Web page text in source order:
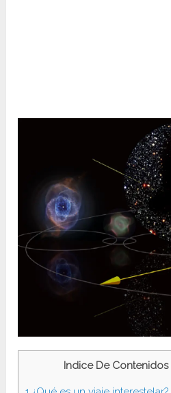
Indice De Contenidos